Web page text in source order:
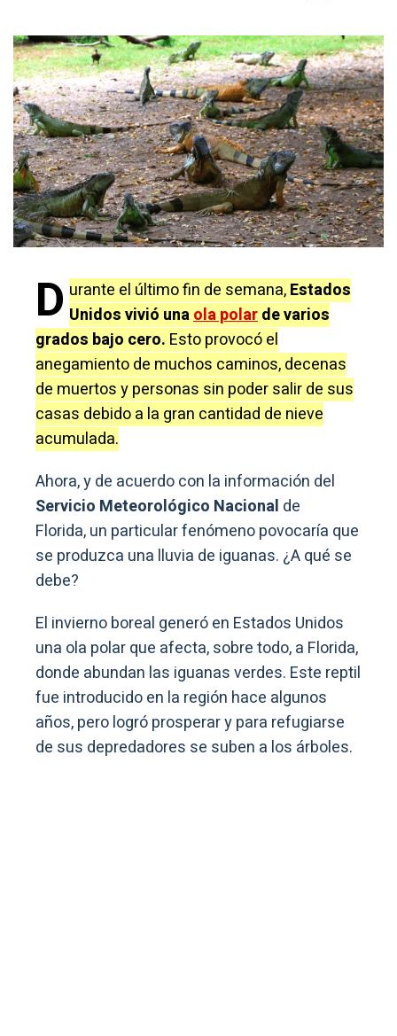
D urante el último fin de semana,Estados
Unidos vivió unaola polarde varios
grados bajo cero. Esto provocó el
anegamiento de muchos caminos, decenas
de muertos y personas sin poder salir de sus
casas debido a la gran cantidad de nieve
acumulada.
Ahora, y de acuerdo con la información del
Servicio Meteorológico Nacional de
Florida, un particular fenómeno povocaría que
se produzca una lluvia de iguanas. ¿A qué se
debe?
El invierno boreal generó en Estados Unidos
una ola polar que afecta, sobre todo, a Florida,
donde abundan las iguanas verdes. Este reptil
fue introducido en la región hace algunos
años, pero logró prosperar y para refugiarse
de sus depredadores se suben a los árboles.